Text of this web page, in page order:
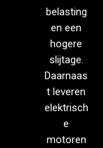
belasting
en een
hogere
slijtage.
Daarnaas
t leveren
elektrisch
e
motoren